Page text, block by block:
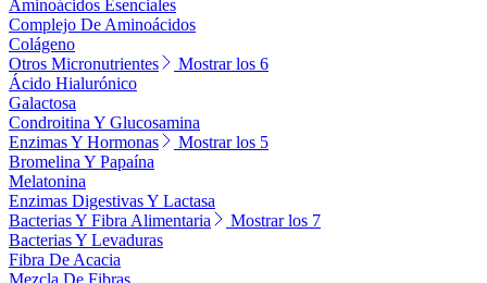
Aminoácidos Esenciales
Complejo De Aminoácidos
Colágeno
Otros Micronutrientes
Mostrar los 6
Ácido Hialurónico
Galactosa
Condroitina Y Glucosamina
Enzimas Y Hormonas
Mostrar los 5
Bromelina Y Papaína
Melatonina
Enzimas Digestivas Y Lactasa
Bacterias Y Fibra Alimentaria
Mostrar los 7
Bacterias Y Levaduras
Fibra De Acacia